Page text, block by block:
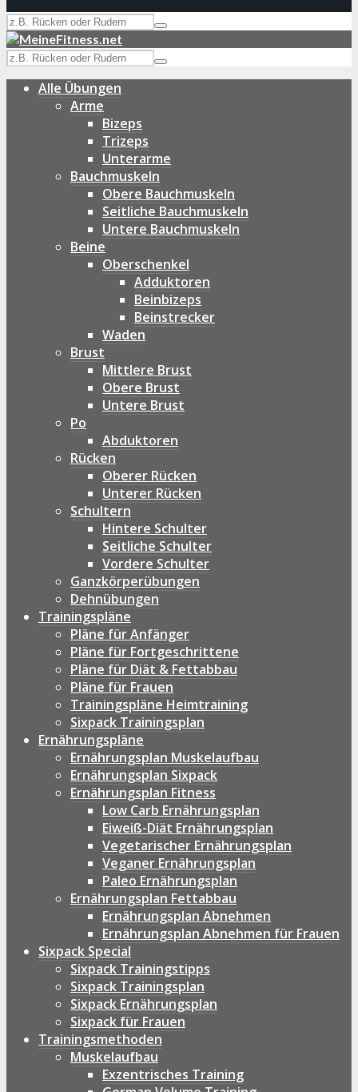
Alle Übungen
Arme
Bizeps
Trizeps
Unterarme
Bauchmuskeln
Obere Bauchmuskeln
Seitliche Bauchmuskeln
Untere Bauchmuskeln
Beine
Oberschenkel
Adduktoren
Beinbizeps
Beinstrecker
Waden
Brust
Mittlere Brust
Obere Brust
Untere Brust
Po
Abduktoren
Rücken
Oberer Rücken
Unterer Rücken
Schultern
Hintere Schulter
Seitliche Schulter
Vordere Schulter
Ganzkörperübungen
Dehnübungen
Trainingspläne
Pläne für Anfänger
Pläne für Fortgeschrittene
Pläne für Diät & Fettabbau
Pläne für Frauen
Trainingspläne Heimtraining
Sixpack Trainingsplan
Ernährungspläne
Ernährungsplan Muskelaufbau
Ernährungsplan Sixpack
Ernährungsplan Fitness
Low Carb Ernährungsplan
Eiweiß-Diät Ernährungsplan
Vegetarischer Ernährungsplan
Veganer Ernährungsplan
Paleo Ernährungsplan
Ernährungsplan Fettabbau
Ernährungsplan Abnehmen
Ernährungsplan Abnehmen für Frauen
Sixpack Special
Sixpack Trainingstipps
Sixpack Trainingsplan
Sixpack Ernährungsplan
Sixpack für Frauen
Trainingsmethoden
Muskelaufbau
Exzentrisches Training